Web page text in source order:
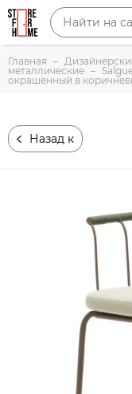
Главная
металлические
окрашенный в
Назад к